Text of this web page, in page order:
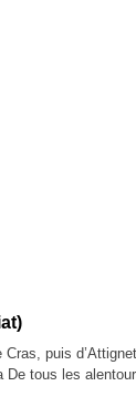
Cras, puis
tous les